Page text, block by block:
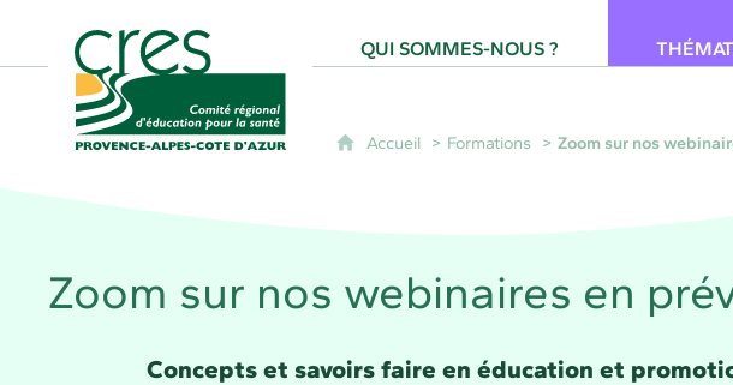
QUI SOMMES-NOUS ?
Accueil Formations Zoom sur nos
Zoom sur nos webinaires en
Concepts et savoirs faire en éducation et